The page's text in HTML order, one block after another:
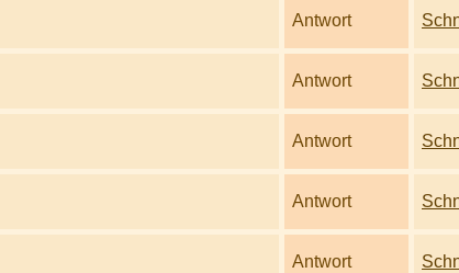
Antwort
Antwort
Antwort
Antwort
Antwort